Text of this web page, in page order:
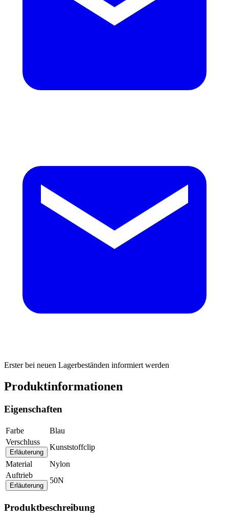
Erster bei neuen Lagerbeständen informiert werden
Produktinformationen
Eigenschaften
Farbe
Blau
Verschluss
Erläuterung
Kunststoffclip
Material
Nylon
Auftrieb
Erläuterung
50N
Produktbeschreibung